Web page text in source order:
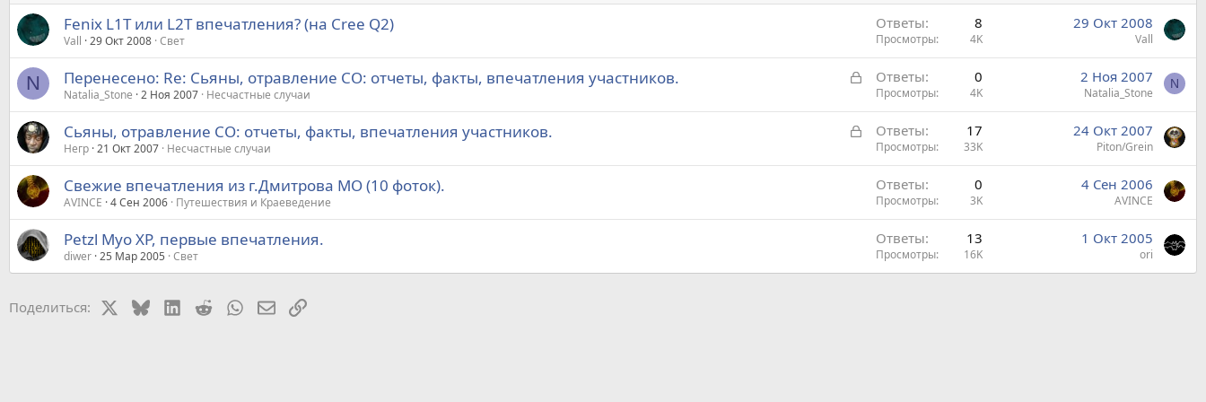
Fenix L1T или L2T впечатления? (на Cree Q2)
Vall 29 Окт 2008 Свет
Ответы 8
Просмотры 4K
29 Окт 2008
Vall
N
З
к
р
т
Перенесено: Re: Сьяны, отравление СО: отчеты, факты, впечатления участников.
Natalia_Stone 2 Ноя 2007 Несчастные случаи
Ответы 0
Просмотры 4K
2 Ноя 2007
Natalia_Stone
N
З
к
т
Сьяны, отравление СО: отчеты, факты, впечатления участников.
Негр 21 Окт 2007 Несчастные случаи
Ответы 17
Просмотры 33K
24 Окт 2007
Piton/Grein
Свежие впечатления из г.Дмитрова МО (10 фоток).
AVINCE 4 Сен 2006 Путешествия и Краеведение
Ответы 0
Просмотры 3K
4 Сен 2006
AVINCE
Petzl Myo XP, первые впечатления.
diwer 25 Мар 2005 Свет
Ответы 13
Просмотры 16K
1 Окт 2005
ori
Поделиться: BlueskyLinkedIn
Reddit WhatsApp
Электронная почта
Ссылка